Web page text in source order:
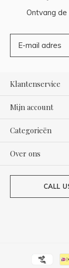
Ontvang
Klantenservice
Mijn account
Categorieën
Over ons
CALL